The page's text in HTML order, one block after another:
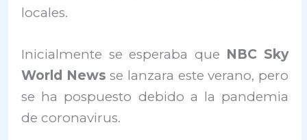
locales.
Inicialmente se esperaba que NBC Sky
World News se lanzara este verano, pero
se ha pospuesto debido a la pandemia
de coronavirus.